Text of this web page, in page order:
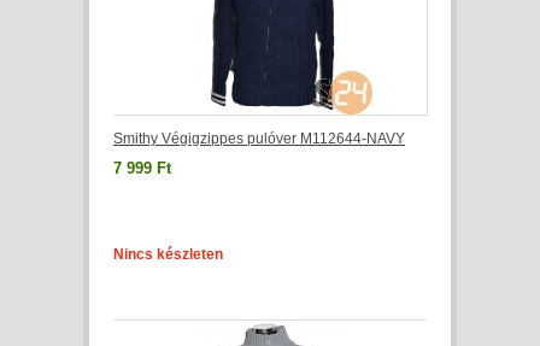
Smithy Végigzippes pulóver M112644-NAVY
7 999 Ft
Nincs készleten